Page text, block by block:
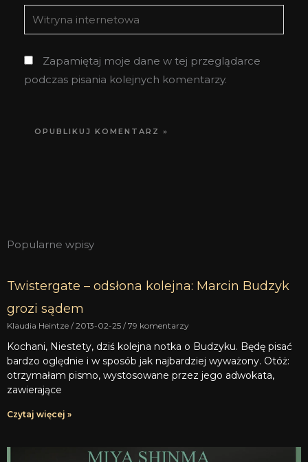
Witryna
internetowa
Zapamiętaj moje dane w tej przeglądarce
podczas pisania kolejnych komentarzy.
Popularne wpisy
Twistergate – odsłona kolejna: Marcin Budzyk
grozi sądem
Klaudia Heintze 2013-02-25 79 komentarzy
Kochani, Niestety, dziś kolejna notka o Budzyku. Będę pisać
bardzo oględnie i w sposób jak najbardziej wyważony. Otóż:
otrzymałam pismo, wystosowane przez jego adwokata,
zawierające
Czytaj więcej »